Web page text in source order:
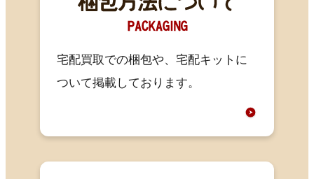
宅配買取での梱包や、宅配キットに
ついて掲載しております。